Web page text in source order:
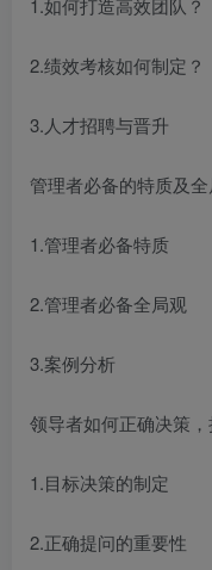
1.如何打造高效团队？
2.绩效考核如何制定？
3.人才招聘与晋升
管理者必备的特质及全
1.管理者必备特质
2.管理者必备全局观
3.案例分析
领导者如何正确决策
1.目标决策的制定
2.正确提问的重要性